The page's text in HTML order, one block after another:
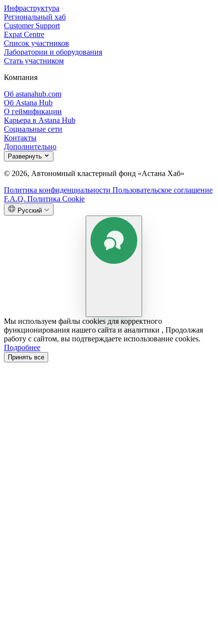
Инфраструктура
Региональный хаб
Customer Support
Expat Centre
Список участников
Лаборатории и оборудования
Стать участником
Компания
Об astanahub.com
Об Astana Hub
О геймификации
Карьера в Astana Hub
Социальные сети
Контакты
Дополнительно
Развернуть
© 2026, Автономный кластерный фонд «Астана Хаб»
Политика конфиденциальности Пользовательское соглашение
F.A.Q. Политика Cookie
Русский
Мы используем файлы cookies для корректного
функционирования нашего сайта и аналитики , Продолжая
работу с сайтом, вы подтверждаете использование cookies.
Подробнее
Принять все